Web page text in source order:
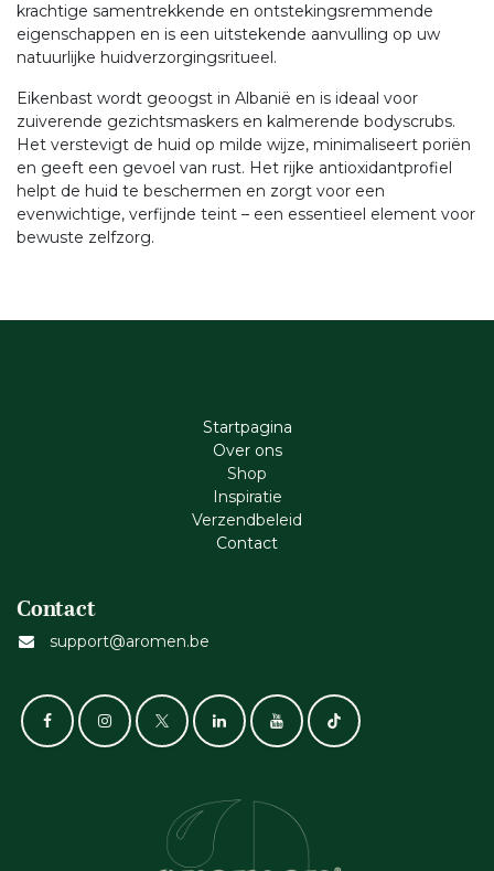
krachtige samentrekkende en ontstekingsremmende
eigenschappen en is een uitstekende aanvulling op uw
natuurlijke huidverzorgingsritueel.
Eikenbast wordt geoogst in Albanië en is ideaal voor
zuiverende gezichtsmaskers en kalmerende bodyscrubs.
Het verstevigt de huid op milde wijze, minimaliseert poriën
en geeft een gevoel van rust. Het rijke antioxidantprofiel
helpt de huid te beschermen en zorgt voor een
evenwichtige, verfijnde teint – een essentieel element voor
bewuste zelfzorg.
Startpagina
Ove​r​ ons
Shop
Inspiratie
Verzendbeleid
Cont​act
Contact
support@aromen.be